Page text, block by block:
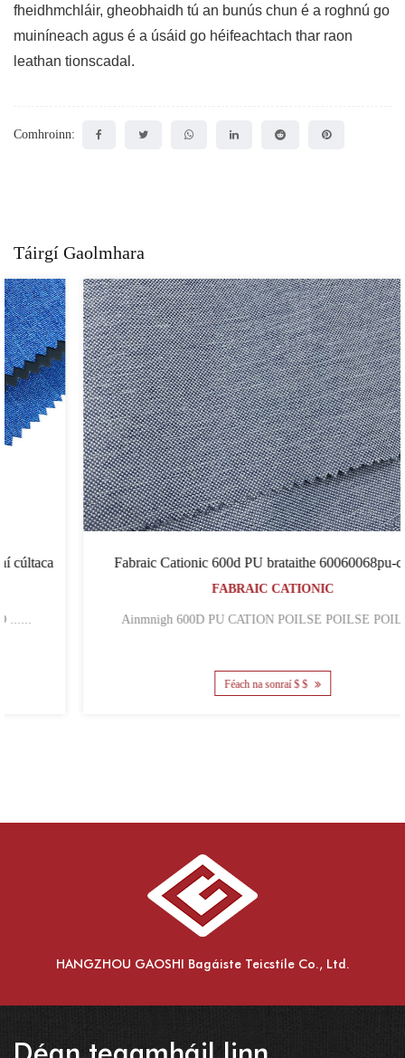
fheidhmchláir, gheobhaidh tú an bunús chun é a roghnú go
muiníneach agus é a úsáid go héifeachtach thar raon
leathan tionscadal.
Comhroinn:
Táirgí Gaolmhara
Fabraic Cationic 600d PU brataithe 60060068pu-cation
FABRAIC CATIONIC
Ainmnigh 600D PU CATION POILSE POILSE POIL......
Féach na sonraí $ $
HANGZHOU GAOSHI Bagáiste Teicstíle Co., Ltd.